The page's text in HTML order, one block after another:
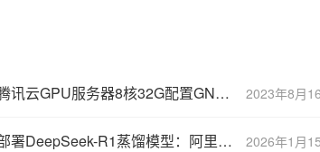
2023年8月
腾讯云GPU服务器8核32G配置GN7搭载NVIDIA T4 GPU卡价格性能详解
2026年1月
部署DeepSeek-R1蒸馏模型：阿里云GPU服务器配置选择攻略